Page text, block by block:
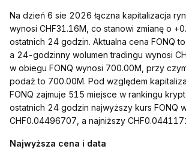
Na dzień 6 sie 2026 łączna kapitalizacja
wynosi CHF31.16M, co stanowi zmianę o
ostatnich 24 godzin. Aktualna cena FONQ
a 24-godzinny wolumen tradingu wynosi
w obiegu FONQ wynosi 700.00M, przy
podaż to 700.00M. Pod względem
FONQ zajmuje 515 miejsce w rankingu
ostatnich 24 godzin najwyższy kurs FONQ
CHF0.04496707, a najniższy
Najwyższa cena i data